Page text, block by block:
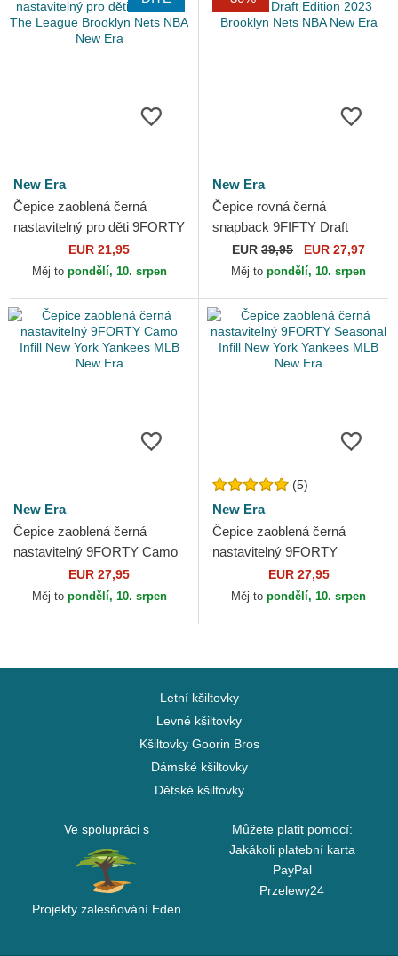
New Era
Čepice zaoblená černá
nastavitelný pro děti 9FORTY
The League Brooklyn Nets
NBA New Era
EUR 21,95
Měj to pondělí, 10. srpen
New Era
Čepice rovná černá
snapback 9FIFTY Draft
Edition 2023 Brooklyn Nets
NBA New Era
EUR 39,95 EUR 27,97
Měj to pondělí, 10. srpen
New Era
Čepice zaoblená černá
nastavitelný 9FORTY Camo
Infill New York Yankees MLB
New Era
EUR 27,95
Měj to pondělí, 10. srpen
(5)
New Era
Čepice zaoblená černá
nastavitelný 9FORTY
Seasonal Infill New York
Yankees MLB New Era
EUR 27,95
Měj to pondělí, 10. srpen
Letní kšiltovky
Levné kšiltovky
Kšiltovky Goorin Bros
Dámské kšiltovky
Dětské kšiltovky
Ve spolupráci s
Projekty zalesňování Eden
Můžete platit pomocí:
Jakákoli platební karta
PayPal
Przelewy24